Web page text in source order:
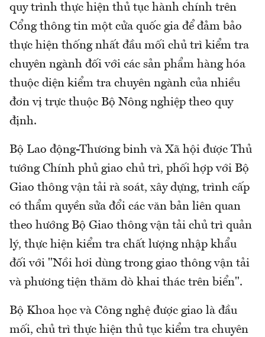
quy trình thực hiện thủ tục hành chính trên
Cổng thông tin một cửa quốc gia để đảm bảo
thực hiện thống nhất đầu mối chủ trì kiểm tra
chuyên ngành đối với các sản phẩm hàng hóa
thuộc diện kiểm tra chuyên ngành của nhiều
đơn vị trực thuộc Bộ Nông nghiệp theo quy
định.
Bộ Lao động-Thương binh và Xã hội được Thủ
tướng Chính phủ giao chủ trì, phối hợp với Bộ
Giao thông vận tải rà soát, xây dựng, trình cấp
có thẩm quyền sửa đổi các văn bản liên quan
theo hướng Bộ Giao thông vận tải chủ trì quản
lý, thực hiện kiểm tra chất lượng nhập khẩu
đối với "Nồi hơi dùng trong giao thông vận tải
và phương tiện thăm dò khai thác trên biển".
Bộ Khoa học và Công nghệ được giao là đầu
mối, chủ trì thực hiện thủ tục kiểm tra chuyên